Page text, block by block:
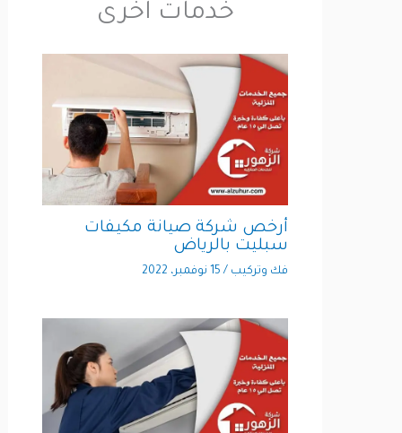
خدمات آخرى
أرخص شركة صيانة مكيفات
سبليت بالرياض
فك وتركيب/15 نوفمبر، 2022